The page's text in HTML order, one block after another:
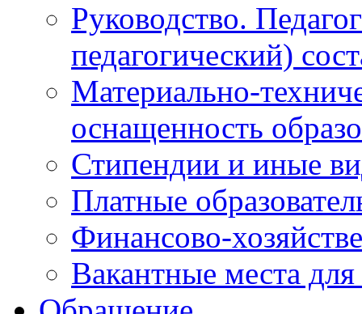
Руководство.
педагогический)
Материально-
оснащенность
Стипендии и иные
Платные
Финансово-
Вакантные места